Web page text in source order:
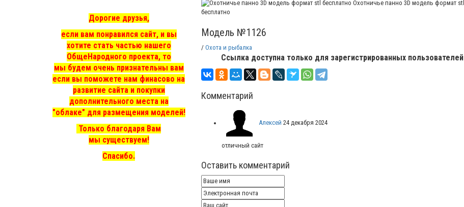
Дорогие друзья,
если вам понравился сайт, и вы
хотите стать частью нашего
ОбщеНародного проекта, то
мы будем очень признательны вам
если вы поможете нам финасово на
развитие сайта и покупки
дополнительного места на
"облаке" для размещения моделей!
Только благодаря Вам
мы существуем!
Спасибо.
Охотничье панно 3D модель формат stl
бесплатно
Модель №1126
/ Охота и рыбалка
Ссылка доступна только для зарегистрированных пользователей
Комментарий
Алексей 24 декабря 2024
отличный сайт
Оставить комментарий